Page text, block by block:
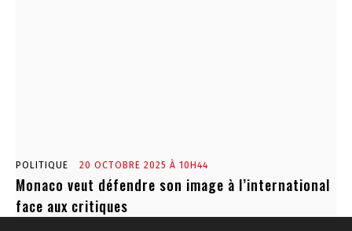
POLITIQUE 20 OCTOBRE 2025 À 10H44
Monaco veut défendre son image à l’international
face aux critiques